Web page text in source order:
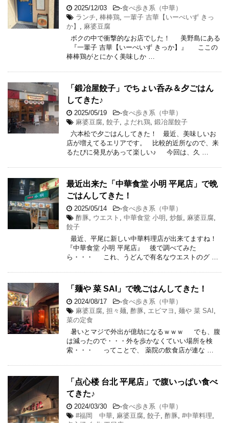
2025/12/03 -食べ歩き系（中華）
ランチ 棒棒鶏 一輩子 吉華【いーぺいず きっ
か】
麻婆豆腐
ボクの中で衝撃的なお店でした！ 美野島にある
『一輩子 吉華【いーぺいず きっか】』 ここの
棒棒鶏がとにかく美味しか …
「鍛冶屋餃子」でちょい呑み＆夕ごはん
してきた♪
2025/05/19 -食べ歩き系（中華）
麻婆豆腐 餃子 よだれ鶏 鍛冶屋餃子
六本松で夕ごはんしてきた！ 最近、美味しいお
店が増えてるエリアです。 比較的近所なので、来
るたびに発見があって楽しい♪ 今回は、久 …
最近出来た「中華食堂 小明 平尾店」で晩
ごはんしてきた！
2025/05/14 -食べ歩き系（中華）
酢豚 ウエスト 中華食堂 小明 炒飯 麻婆豆腐
餃子
最近、平尾に新しい中華料理店が出来てますね！
『中華食堂 小明 平尾店』 後で調べてみた
ら・・・ これ、うどんで有名なウエストのグ …
「麺や 菜 SAI」で晩ごはんしてきた！
2024/08/17 -食べ歩き系（中華）
麻婆豆腐 担々麺 酢豚 エビマヨ 麺や 菜 SAI
菜の定食
暑いとマジで外出が億劫になるｗｗｗ でも、腹
は減ったので・・・外を歩かなくていい場所を検
索・・・ ってことで、 薬院の飲食店が連な …
「点心楼 台北 平尾店」で腹いっぱい食べ
てきた♪
2024/03/30 -食べ歩き系（中華）
#福岡 中華 麻婆豆腐 餃子 酢豚 #中華料理